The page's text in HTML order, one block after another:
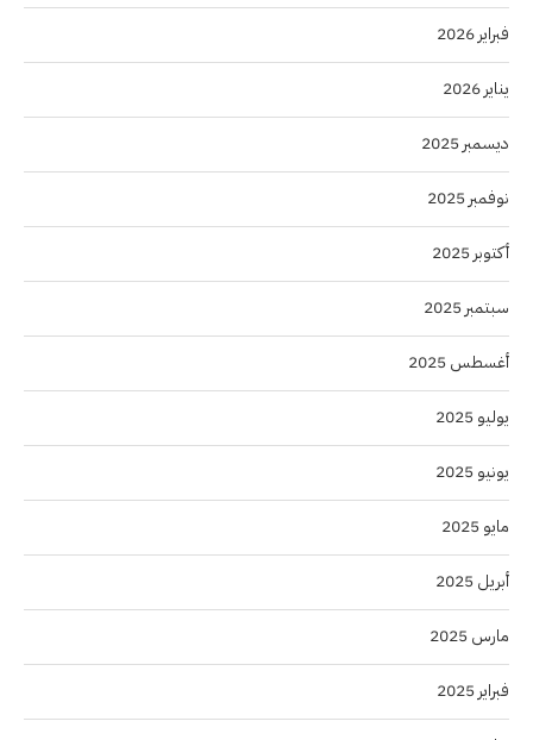
فبراير 2026
يناير 2026
ديسمبر 2025
نوفمبر 2025
أكتوبر 2025
سبتمبر 2025
أغسطس 2025
يوليو 2025
يونيو 2025
مايو 2025
أبريل 2025
مارس 2025
فبراير 2025